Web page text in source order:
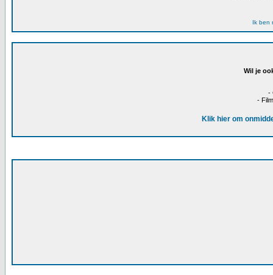
Ik ben
Wil je
-
-
Klik hier om